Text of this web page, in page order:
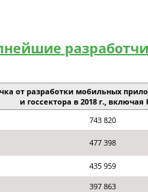
от разработки мобильных
и госсектора в 2018 г., включая
743 820
477 398
435 959
397 863